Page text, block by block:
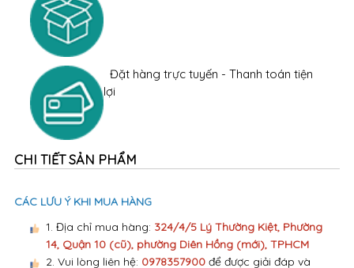
Đặt hàng trực tuyến - Thanh toán tiện
lợi
CHI TIẾT SẢN PHẨM
CÁC LƯU Ý KHI MUA HÀNG
1. Địa chỉ mua hàng: 324/4/5 Lý Thường Kiệt, Phường
14, Quận 10 (cũ), phường Diên Hồng (mới), TPHCM
2. Vui lòng liên hệ: 0978357900để được giải đáp và